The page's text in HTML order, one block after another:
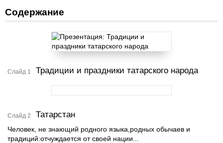
Содержание
Слайд 1 Традиции и праздники татарского народа
Слайд 2 Татарстан
Человек, не знающий родного языка,родных обычаев и
традиций:отчуждается от своей нации...